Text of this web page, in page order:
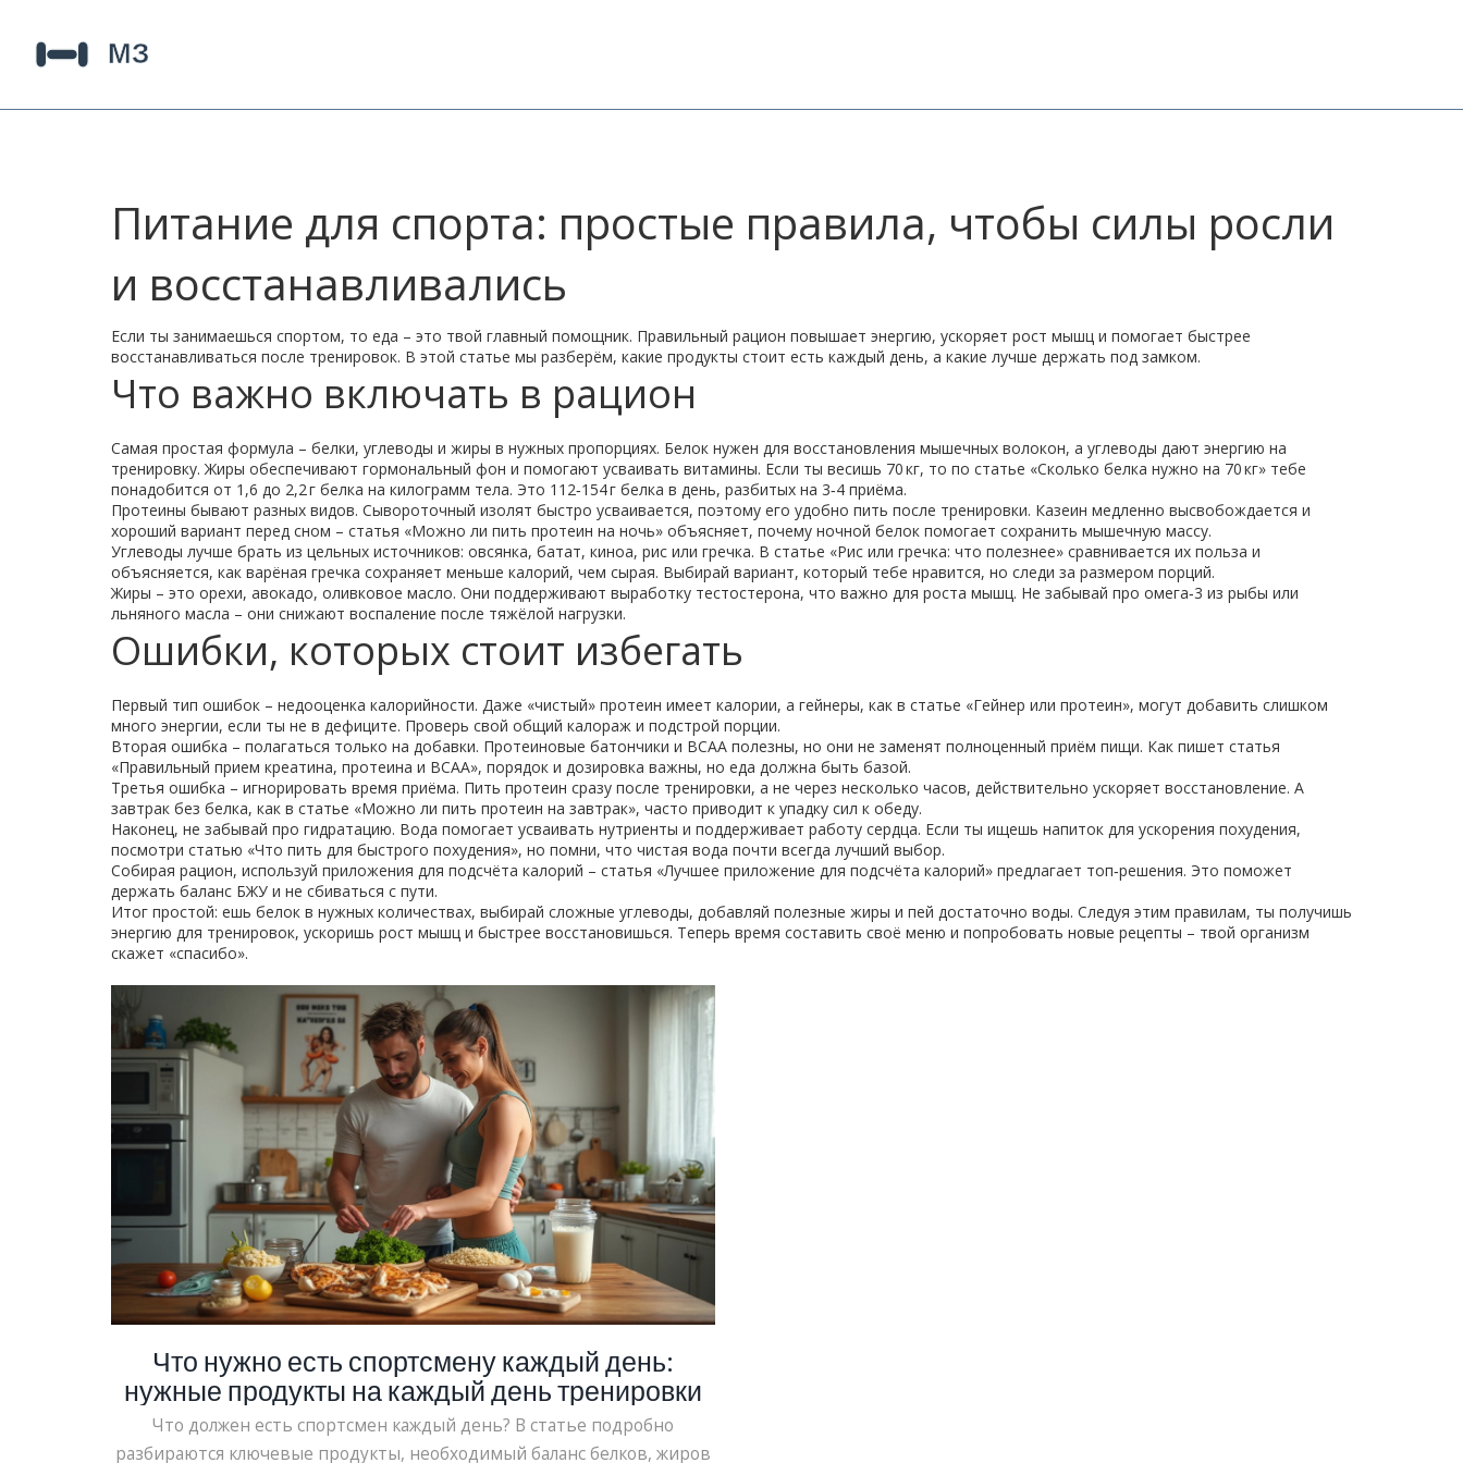
Питание для спорта: простые правила, чтобы силы росли
и восстанавливались
Если ты занимаешься спортом, то еда – это твой главный помощник. Правильный рацион повышает энергию, ускоряет рост мышц и помогает быстрее
восстанавливаться после тренировок. В этой статье мы разберём, какие продукты стоит есть каждый день, а какие лучше держать под замком.
Что важно включать в рацион
Самая простая формула – белки, углеводы и жиры в нужных пропорциях. Белок нужен для восстановления мышечных волокон, а углеводы дают энергию на
тренировку. Жиры обеспечивают гормональный фон и помогают усваивать витамины. Если ты весишь 70 кг, то по статье «Сколько белка нужно на 70 кг» тебе
понадобится от 1,6 до 2,2 г белка на килограмм тела. Это 112‑154 г белка в день, разбитых на 3‑4 приёма.
Протеины бывают разных видов. Сывороточный изолят быстро усваивается, поэтому его удобно пить после тренировки. Казеин медленно высвобождается и
хороший вариант перед сном – статья «Можно ли пить протеин на ночь» объясняет, почему ночной белок помогает сохранить мышечную массу.
Углеводы лучше брать из цельных источников: овсянка, батат, киноа, рис или гречка. В статье «Рис или гречка: что полезнее» сравнивается их польза и
объясняется, как варёная гречка сохраняет меньше калорий, чем сырая. Выбирай вариант, который тебе нравится, но следи за размером порций.
Жиры – это орехи, авокадо, оливковое масло. Они поддерживают выработку тестостерона, что важно для роста мышц. Не забывай про омега‑3 из рыбы или
льняного масла – они снижают воспаление после тяжёлой нагрузки.
Ошибки, которых стоит избегать
Первый тип ошибок – недооценка калорийности. Даже «чистый» протеин имеет калории, а гейнеры, как в статье «Гейнер или протеин», могут добавить слишком
много энергии, если ты не в дефиците. Проверь свой общий калораж и подстрой порции.
Вторая ошибка – полагаться только на добавки. Протеиновые батончики и BCAA полезны, но они не заменят полноценный приём пищи. Как пишет статья
«Правильный прием креатина, протеина и BCAA», порядок и дозировка важны, но еда должна быть базой.
Третья ошибка – игнорировать время приёма. Пить протеин сразу после тренировки, а не через несколько часов, действительно ускоряет восстановление. А
завтрак без белка, как в статье «Можно ли пить протеин на завтрак», часто приводит к упадку сил к обеду.
Наконец, не забывай про гидратацию. Вода помогает усваивать нутриенты и поддерживает работу сердца. Если ты ищешь напиток для ускорения похудения,
посмотри статью «Что пить для быстрого похудения», но помни, что чистая вода почти всегда лучший выбор.
Собирая рацион, используй приложения для подсчёта калорий – статья «Лучшее приложение для подсчёта калорий» предлагает топ‑решения. Это поможет
держать баланс БЖУ и не сбиваться с пути.
Итог простой: ешь белок в нужных количествах, выбирай сложные углеводы, добавляй полезные жиры и пей достаточно воды. Следуя этим правилам, ты получишь
энергию для тренировок, ускоришь рост мышц и быстрее восстановишься. Теперь время составить своё меню и попробовать новые рецепты – твой организм
скажет «спасибо».
Что нужно есть спортсмену каждый день:
нужные продукты на каждый день тренировки
Что должен есть спортсмен каждый день? В статье подробно
разбираются ключевые продукты, необходимый баланс белков, жиров